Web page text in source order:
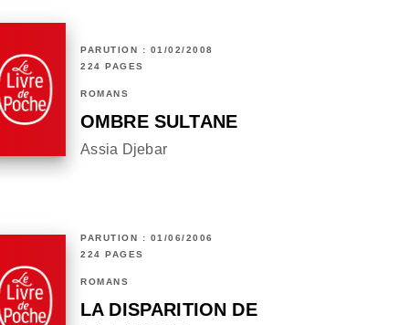
PARUTION : 01/02/2008
224 PAGES
ROMANS
OMBRE SULTANE
Assia Djebar
PARUTION : 01/06/2006
224 PAGES
ROMANS
LA DISPARITION DE